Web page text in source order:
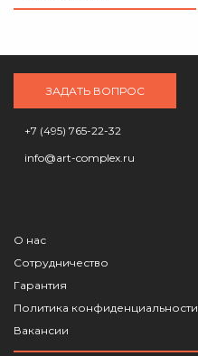
ЗАДАТЬ ВОПРОС
+7 (495) 765-22-32
info@art-complex.ru
О нас
Сотрудничество
Гарантия
Политика конфиденциальности
Вакансии